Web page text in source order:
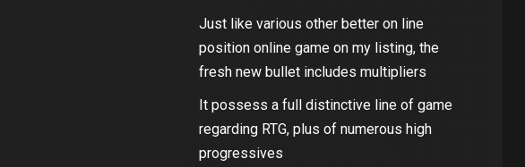
Just like various other better on line
position online game on my listing, the
fresh new bullet includes multipliers
It possess a full distinctive line of game
regarding RTG, plus of numerous high
progressives